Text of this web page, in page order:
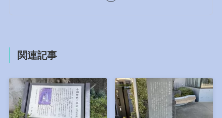
関連記事